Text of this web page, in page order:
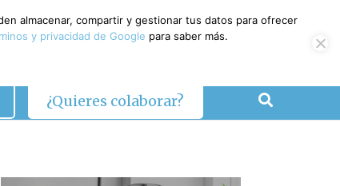
¿Quieres colaborar?
almacenar, compartir y gestionar tus datos para ofrecer
y privacidad de Google para saber más.